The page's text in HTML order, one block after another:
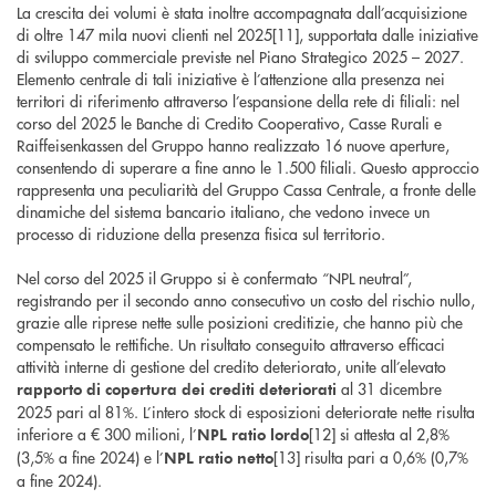
La crescita dei volumi è stata inoltre accompagnata dall’acquisizione
di oltre 147 mila nuovi clienti nel 2025[11], supportata dalle iniziative
di sviluppo commerciale previste nel Piano Strategico 2025 – 2027.
Elemento centrale di tali iniziative è l’attenzione alla presenza nei
territori di riferimento attraverso l’espansione della rete di filiali: nel
corso del 2025 le Banche di Credito Cooperativo, Casse Rurali e
Raiffeisenkassen del Gruppo hanno realizzato 16 nuove aperture,
consentendo di superare a fine anno le 1.500 filiali. Questo approccio
rappresenta una peculiarità del Gruppo Cassa Centrale, a fronte delle
dinamiche del sistema bancario italiano, che vedono invece un
processo di riduzione della presenza fisica sul territorio.
Nel corso del 2025 il Gruppo si è confermato “NPL neutral”,
registrando per il secondo anno consecutivo un costo del rischio nullo,
grazie alle riprese nette sulle posizioni creditizie, che hanno più che
compensato le rettifiche. Un risultato conseguito attraverso efficaci
attività interne di gestione del credito deteriorato, unite all’elevato
rapporto di copertura dei crediti deteriorati al 31 dicembre
2025 pari al 81%. L’intero stock di esposizioni deteriorate nette risulta
inferiore a € 300 milioni, l’NPL ratio lordo[12] si attesta al 2,8%
(3,5% a fine 2024) e l’NPL ratio netto[13] risulta pari a 0,6% (0,7%
a fine 2024).